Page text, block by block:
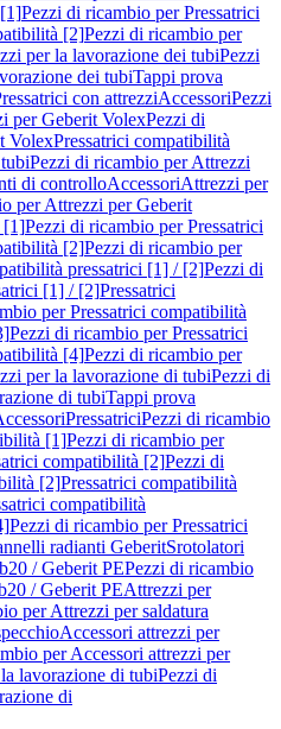
Pezzi di ricambio per Pressatrici
[2]Pezzi di ricambio per
per la lavorazione dei tubiPezzi
dei tubiTappi prova
con attrezziAccessoriPezzi
per Geberit VolexPezzi di
VolexPressatrici compatibilità
Pezzi di ricambio per Attrezzi
di controlloAccessoriAttrezzi per
per Attrezzi per Geberit
[1]Pezzi di ricambio per Pressatrici
[2]Pezzi di ricambio per
pressatrici [1] / [2]Pezzi di
[1] / [2]Pressatrici
per Pressatrici compatibilità
Pezzi di ricambio per Pressatrici
[4]Pezzi di ricambio per
per la lavorazione di tubiPezzi di
di tubiTappi prova
PressatriciPezzi di ricambio
[1]Pezzi di ricambio per
compatibilità [2]Pezzi di
[2]Pressatrici compatibilità
compatibilità
Pezzi di ricambio per Pressatrici
radianti GeberitSrotolatori
/ Geberit PEPezzi di ricambio
/ Geberit PEAttrezzi per
per Attrezzi per saldatura
Accessori attrezzi per
per Accessori attrezzi per
lavorazione di tubiPezzi di
di